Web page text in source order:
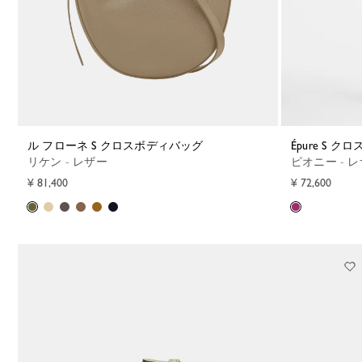
ル フローネ S クロスボディバッグ
リケン - レザー
¥ 81,400
Épure S ク
ピオニー -
¥ 72,600